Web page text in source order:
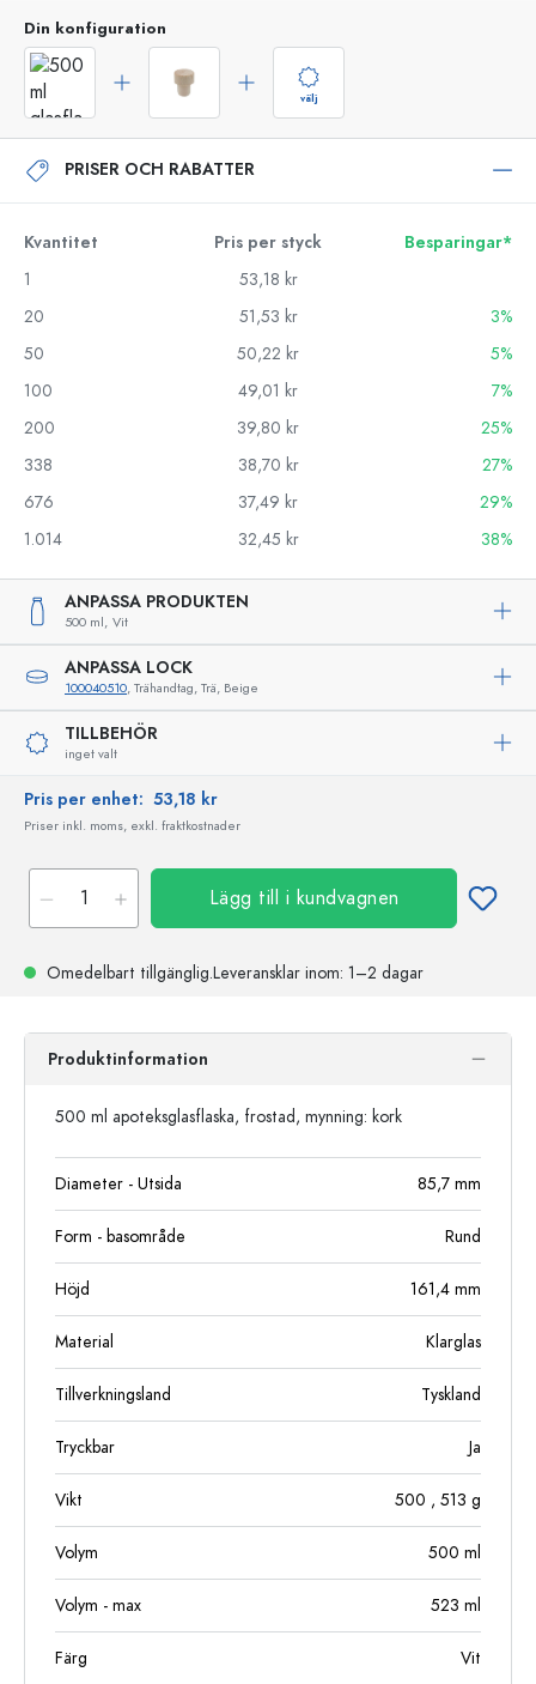
Din konfiguration
välj
PRISER OCH RABATTER
Kvantitet Pris per styck
Besparingar*
1
53,18 kr
20
51,53 kr
3%
50
50,22 kr
5%
100
49,01 kr
7%
200
39,80 kr
25%
338
38,70 kr
27%
676
37,49 kr
29%
1.014
32,45 kr 38%
ANPASSA PRODUKTEN
500 ml, Vit
ANPASSA LOCK
100040510, Trähandtag, Trä, Beige
TILLBEHÖR
inget valt
Pris per enhet: 53,18 kr
Priser inkl. moms, exkl. fraktkostnader
Lägg till i kundvagnen
Omedelbart tillgänglig.Leveransklar inom: 1–2 dagar
Produktinformation
500 ml apoteksglasflaska, frostad, mynning: kork
Diameter - Utsida 85,7 mm
Form - basområde Rund
Höjd 161,4 mm
Material Klarglas
Tillverkningsland Tyskland
Tryckbar Ja
Vikt 500 , 513 g
Volym 500 ml
Volym - max 523 ml
Färg Vit